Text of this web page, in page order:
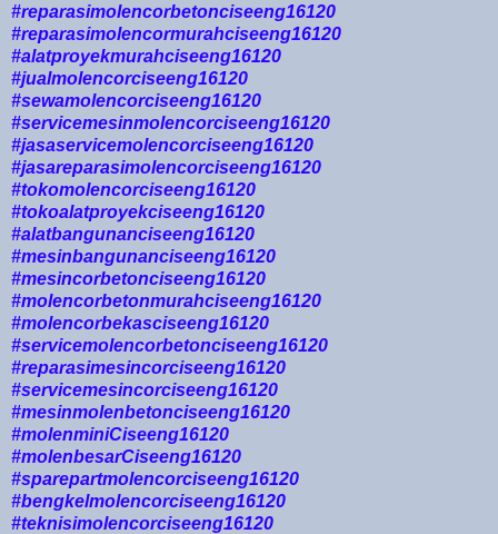
#reparasimolencorbetonciseeng16120
#reparasimolencormurahciseeng16120
#alatproyekmurahciseeng16120
#jualmolencorciseeng16120
#sewamolencorciseeng16120
#servicemesinmolencorciseeng16120
#jasaservicemolencorciseeng16120
#jasareparasimolencorciseeng16120
#tokomolencorciseeng16120
#tokoalatproyekciseeng16120
#alatbangunanciseeng16120
#mesinbangunanciseeng16120
#mesincorbetonciseeng16120
#molencorbetonmurahciseeng16120
#molencorbekasciseeng16120
#servicemolencorbetonciseeng16120
#reparasimesincorciseeng16120
#servicemesincorciseeng16120
#mesinmolenbetonciseeng16120
#molenminiCiseeng16120
#molenbesarCiseeng16120
#sparepartmolencorciseeng16120
#bengkelmolencorciseeng16120
#teknisimolencorciseeng16120